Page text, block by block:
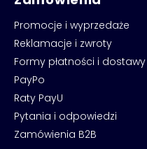
Promocje i wyprzedaże
Reklamacje i zwroty
Formy płatności i dostawy
PayPo
Raty PayU
Pytania i odpowiedzi
Zamówienia B2B